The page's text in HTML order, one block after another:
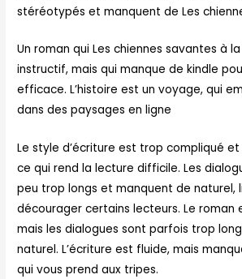
stéréotypés et manquent de Les
Un roman qui Les chiennes savantes à
instructif, mais qui manque de kindle
efficace. L’histoire est un voyage, qui
dans des paysages en ligne
Le style d’écriture est trop compliqué
ce qui rend la lecture difficile. Les
peu trop longs et manquent de naturel,
décourager certains lecteurs. Le roman
mais les dialogues sont parfois trop
naturel. L’écriture est fluide, mais
qui vous prend aux tripes.